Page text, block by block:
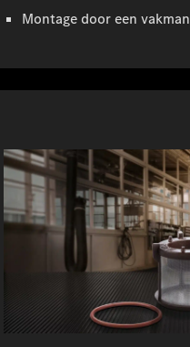
Montage door een vakman